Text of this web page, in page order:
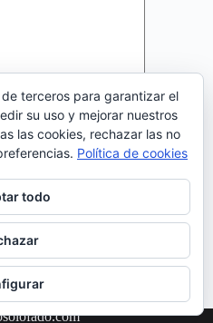
comente.
terceros para garantizar el
su uso y mejorar nuestros
las cookies, rechazar las no
Política de cookies
todo